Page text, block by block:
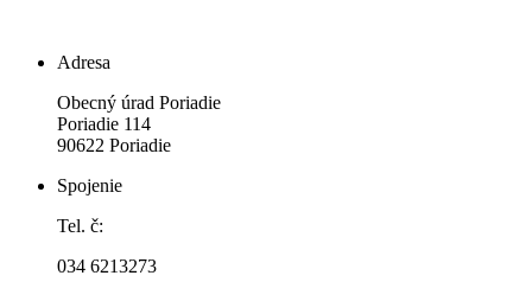
Adresa
Obecný úrad Poriadie
Poriadie 114
90622 Poriadie
Spojenie
Tel. č:
034 6213273